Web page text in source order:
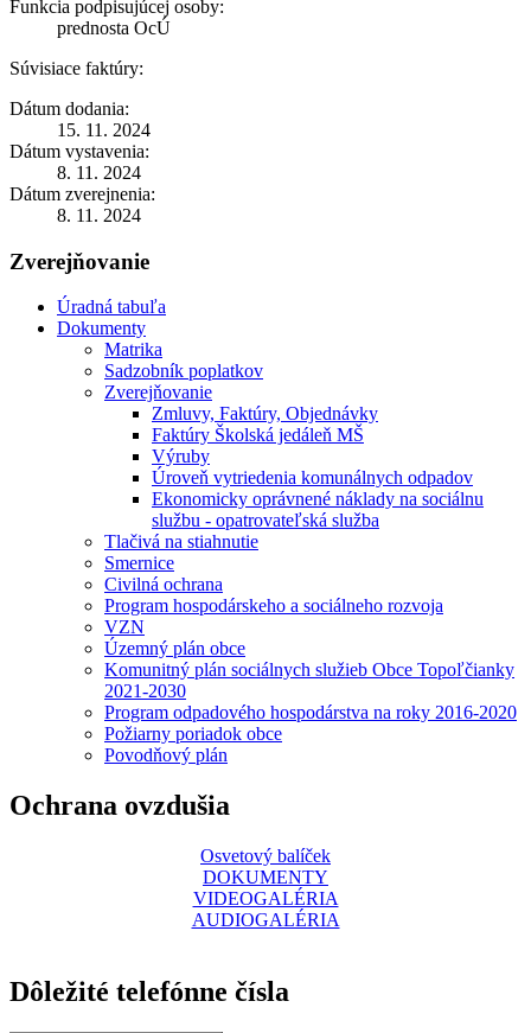
Funkcia podpisujúcej osoby:
prednosta OcÚ
Súvisiace faktúry:
Dátum dodania:
15. 11. 2024
Dátum vystavenia:
8. 11. 2024
Dátum zverejnenia:
8. 11. 2024
Zverejňovanie
Úradná tabuľa
Dokumenty
Matrika
Sadzobník poplatkov
Zverejňovanie
Zmluvy, Faktúry, Objednávky
Faktúry Školská jedáleň MŠ
Výruby
Úroveň vytriedenia komunálnych odpadov
Ekonomicky oprávnené náklady na sociálnu
službu - opatrovateľská služba
Tlačivá na stiahnutie
Smernice
Civilná ochrana
Program hospodárskeho a sociálneho rozvoja
VZN
Územný plán obce
Komunitný plán sociálnych služieb Obce Topoľčianky
2021-2030
Program odpadového hospodárstva na roky 2016-2020
Požiarny poriadok obce
Povodňový plán
Ochrana ovzdušia
Osvetový balíček
DOKUMENTY
VIDEOGALÉRIA
AUDIOGALÉRIA
Dôležité telefónne čísla